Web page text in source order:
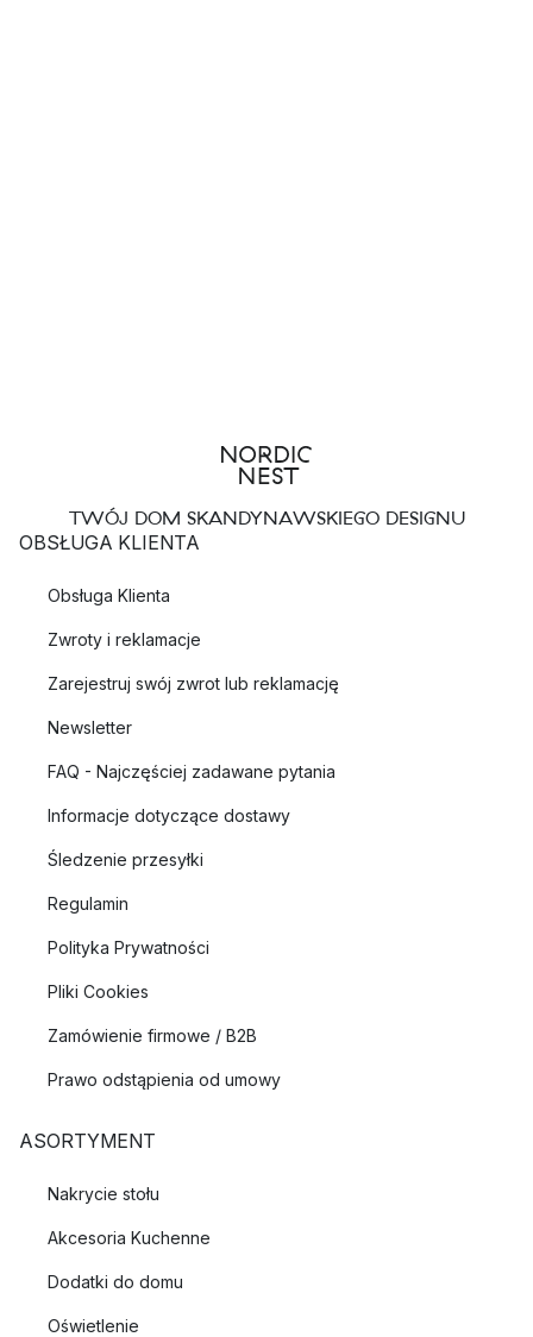
TWÓJ DOM SKANDYNAWSKIEGO DESIGNU
OBSŁUGA KLIENTA
Obsługa Klienta
Zwroty i reklamacje
Zarejestruj swój zwrot lub reklamację
Newsletter
FAQ - Najczęściej zadawane pytania
Informacje dotyczące dostawy
Śledzenie przesyłki
Regulamin
Polityka Prywatności
Pliki Cookies
Zamówienie firmowe / B2B
Prawo odstąpienia od umowy
ASORTYMENT
Nakrycie stołu
Akcesoria Kuchenne
Dodatki do domu
Oświetlenie